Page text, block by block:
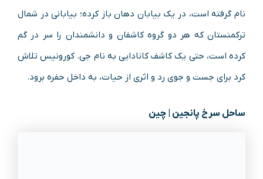
نام گرفته است، در یک بیابان دهان باز کرده؛ بیابانی در شمال
ترکمنستان که هر دو گروه کاشفان و دانشمندان را سر در گم
کرده است، حتی یک کاشف کانادایی به نام جی. کورونیس تلاش
کرد برای جست و جوی رد و اثری از حیات، به داخل حفره برود.
ساحل سرخ پانجین | چین